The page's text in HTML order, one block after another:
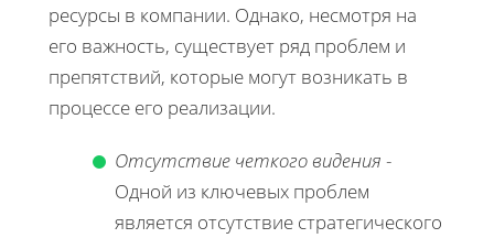
ресурсы в компании. Однако, несмотря на
его важность, существует ряд проблем и
препятствий, которые могут возникать в
процессе его реализации.
Отсутствие четкого видения -
Одной из ключевых проблем
является отсутствие стратегического